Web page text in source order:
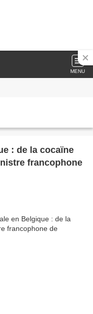
MENU
: de la cocaïne
francophone